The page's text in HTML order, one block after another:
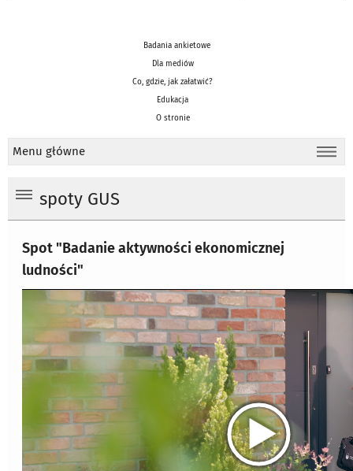
Badania ankietowe
Dla mediów
Co, gdzie, jak załatwić?
Edukacja
O stronie
Menu główne
spoty GUS
Spot "Badanie aktywności ekonomicznej
ludności"